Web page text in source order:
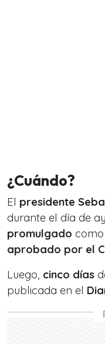
¿Cuándo?
El presidente
durante el día de
promulgado
aprobado por el
Luego, cinco días
publicada en el